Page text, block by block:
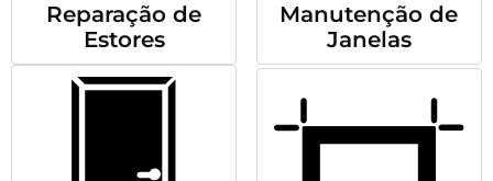
Reparação de
Estores
Manutenção de
Janelas